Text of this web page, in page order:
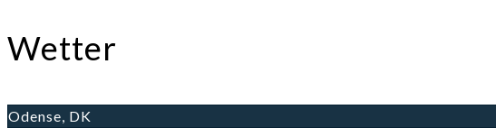
Wetter
Odense, DK